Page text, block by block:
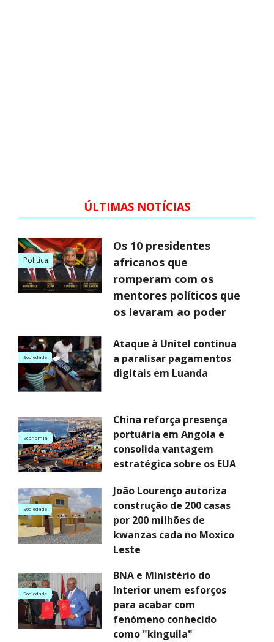
ÚLTIMAS NOTÍCIAS
Politica
Os 10 presidentes
africanos que
romperam com os
mentores políticos que
os levaram ao poder
Sociedade
Ataque à Unitel continua
a paralisar pagamentos
digitais em Luanda
Economia
China reforça presença
portuária em Angola e
consolida vantagem
estratégica sobre os EUA
Sociedade
João Lourenço autoriza
construção de 200 casas
por 200 milhões de
kwanzas cada no Moxico
Leste
Sociedade
BNA e Ministério do
Interior unem esforços
para acabar com
fenómeno conhecido
como "kinguila"